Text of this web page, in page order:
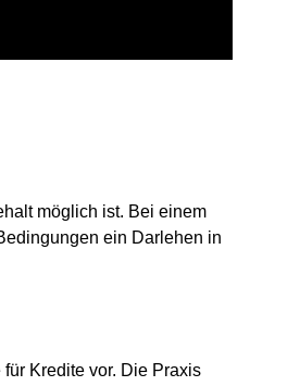
möglich ist. Bei einem
ein Darlehen in
Kredite vor. Die Praxis